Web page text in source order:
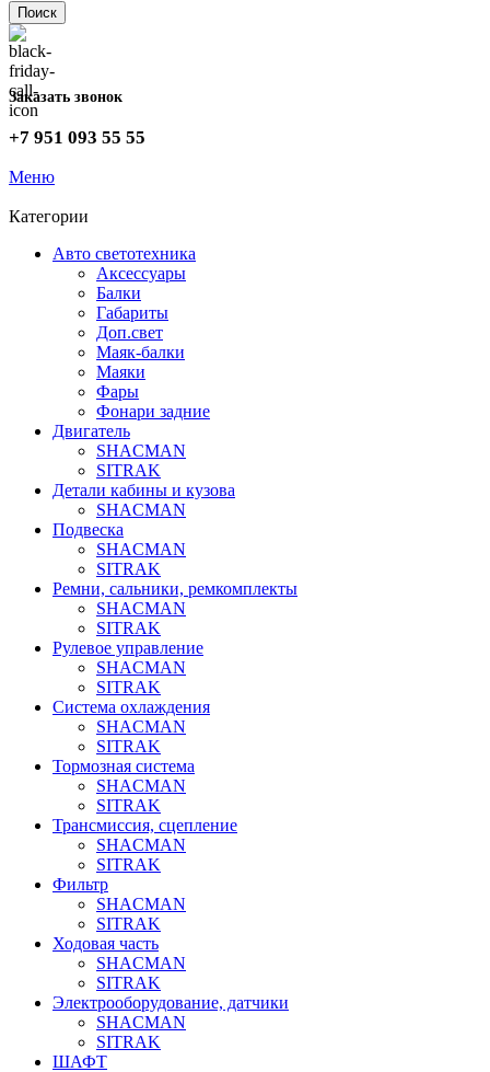
Поиск
Заказать звонок
+7 951 093 55 55
Меню
Категории
Авто светотехника
Аксессуары
Балки
Габариты
Доп.свет
Маяк-балки
Маяки
Фары
Фонари задние
Двигатель
SHACMAN
SITRAK
Детали кабины и кузова
SHACMAN
Подвеска
SHACMAN
SITRAK
Ремни, сальники, ремкомплекты
SHACMAN
SITRAK
Рулевое управление
SHACMAN
SITRAK
Система охлаждения
SHACMAN
SITRAK
Тормозная система
SHACMAN
SITRAK
Трансмиссия, сцепление
SHACMAN
SITRAK
Фильтр
SHACMAN
SITRAK
Ходовая часть
SHACMAN
SITRAK
Электрооборудование, датчики
SHACMAN
SITRAK
ШАФТ